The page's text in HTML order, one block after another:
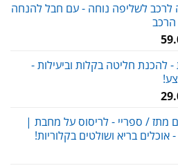
עד
לרכב לשליפה נוחה - עם חבל להנחה
המחיר
הוא:
להכנת חליטה בקלות וביעילות -
המחיר
הוא:
29.00 ₪.
מתז / ספריי - לריסוס על מחבת |
בריא ושולטים בקלוריות!